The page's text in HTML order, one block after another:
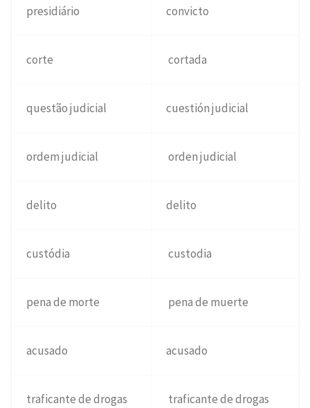
presidiário convicto
corte cortada
questão judicial cuestión judicial
ordem judicial orden judicial
delito delito
custódia custodia
pena de morte pena de muerte
acusado acusado
traficante de drogas traficante de drogas